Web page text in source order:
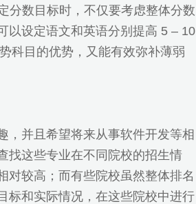
分数目标时，不仅要考虑整体分数
以设定语文和英语分别提高 5 – 10
科目的优势，又能有效弥补薄弱
，并且希望将来从事软件开发等相
找这些专业在不同院校的招生情
对较高；而有些院校虽然整体排名
标和实际情况，在这些院校中进行